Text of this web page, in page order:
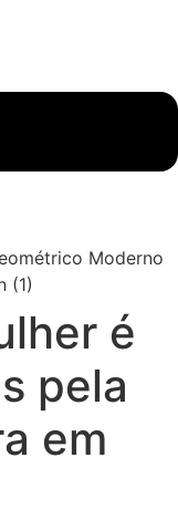
é
pela
em